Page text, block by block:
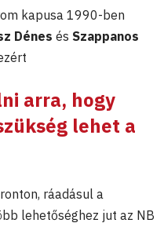
kapusa 1990-ben
Dénes és Szappanos
arra, hogy
lehet a
ráadásul a
lehetőséghez jut az NB